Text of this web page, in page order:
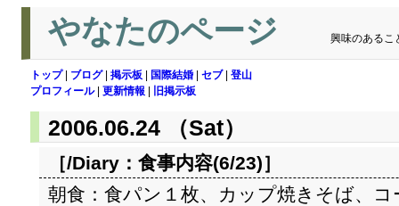
やなたのページ 興味のあるこ
トップ| ブログ| 掲示板 国際結婚 セブ| 登山
プロフィール| 更新情報 旧掲示板
2006.06.24 （Sat）
［/Diary： 食事内容(6/23)］
朝食：食パン１枚、カップ焼きそば、